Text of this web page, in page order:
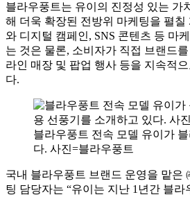
블라우풍트는 유이의 진정성 있는 가
해 더욱 확장된 전방위 마케팅을 펼칠
와 디지털 캠페인, SNS 콘텐츠 등 마
는 것은 물론, 소비자가 직접 브랜드
라인 매장 및 팝업 행사 등을 지속적
다.
블라우풍트 전속 모델 유이가
다. 사진=블라우풍트
국내 블라우풍트 브랜드 운영을 맡은
팅 담당자는 “유이는 지난 1년간 블